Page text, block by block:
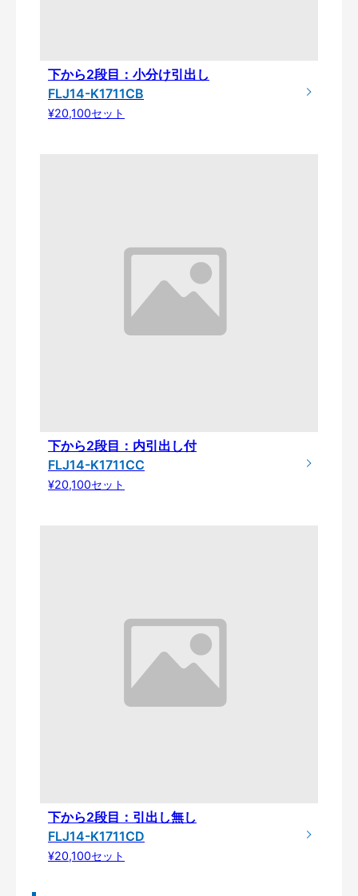
下から2段目：小分け引出し
FLJ14-K1711CB
¥20,100セット
下から2段目：内引出し付
FLJ14-K1711CC
¥20,100セット
下から2段目：引出し無し
FLJ14-K1711CD
¥20,100セット